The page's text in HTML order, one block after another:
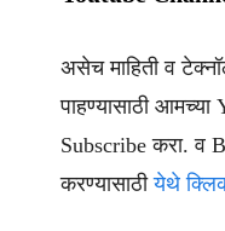
असेच माहिती व
पाहण्यासाठी
Subscribe करा. व
करण्यासाठीयेथे